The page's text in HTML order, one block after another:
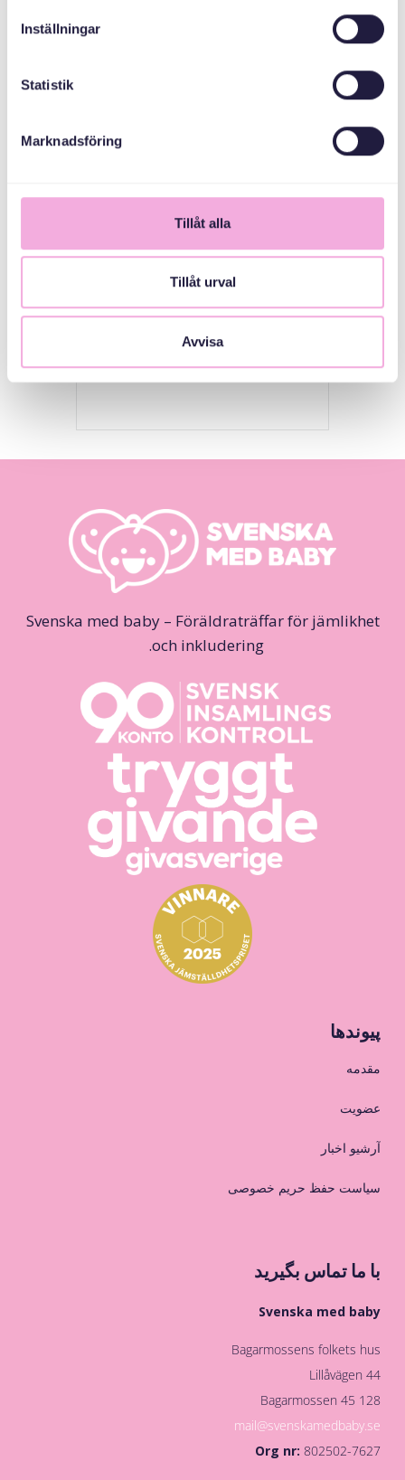
Inställningar
Statistik
Marknadsföring
Tillåt alla
Tillåt urval
Avvisa
MEDARRANGÖRER
Svenska med baby – Föräldraträffar för jämlikhet
och inkludering.
پیوندها
مقدمه
عضویت
آرشیو اخبار
سیاست حفظ حریم خصوصی
با ما تماس بگیرید
Svenska med baby
Bagarmossens folkets hus
Lillåvägen 44
128 45 Bagarmossen
mail@svenskamedbaby.se
Org nr:802502-7627